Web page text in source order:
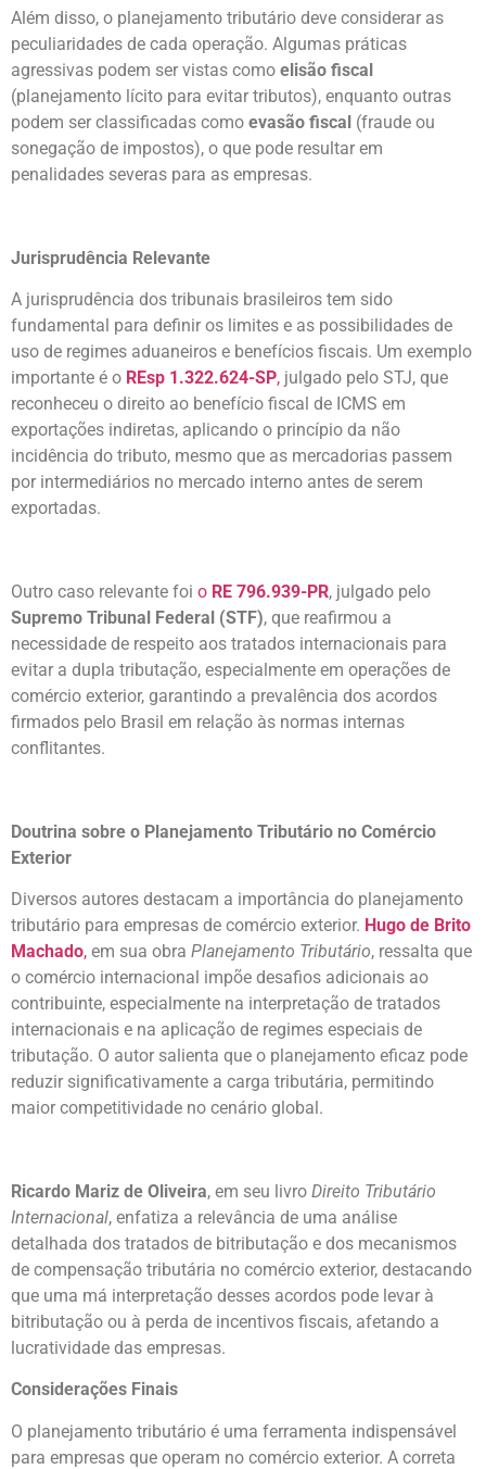
Além disso, o planejamento tributário deve considerar as
peculiaridades de cada operação. Algumas práticas
agressivas podem ser vistas como elisão fiscal
(planejamento lícito para evitar tributos), enquanto outras
podem ser classificadas como evasão fiscal (fraude ou
sonegação de impostos), o que pode resultar em
penalidades severas para as empresas.
Jurisprudência Relevante
A jurisprudência dos tribunais brasileiros tem sido
fundamental para definir os limites e as possibilidades de
uso de regimes aduaneiros e benefícios fiscais. Um exemplo
importante é o REsp 1.322.624-SP, julgado pelo STJ, que
reconheceu o direito ao benefício fiscal de ICMS em
exportações indiretas, aplicando o princípio da não
incidência do tributo, mesmo que as mercadorias passem
por intermediários no mercado interno antes de serem
exportadas.
Outro caso relevante foi o RE 796.939-PR, julgado pelo
Supremo Tribunal Federal (STF), que reafirmou a
necessidade de respeito aos tratados internacionais para
evitar a dupla tributação, especialmente em operações de
comércio exterior, garantindo a prevalência dos acordos
firmados pelo Brasil em relação às normas internas
conflitantes.
Doutrina sobre o Planejamento Tributário no Comércio
Exterior
Diversos autores destacam a importância do planejamento
tributário para empresas de comércio exterior. Hugo de Brito
Machado, em sua obra Planejamento Tributário, ressalta que
o comércio internacional impõe desafios adicionais ao
contribuinte, especialmente na interpretação de tratados
internacionais e na aplicação de regimes especiais de
tributação. O autor salienta que o planejamento eficaz pode
reduzir significativamente a carga tributária, permitindo
maior competitividade no cenário global.
Ricardo Mariz de Oliveira, em seu livro Direito Tributário
Internacional, enfatiza a relevância de uma análise
detalhada dos tratados de bitributação e dos mecanismos
de compensação tributária no comércio exterior, destacando
que uma má interpretação desses acordos pode levar à
bitributação ou à perda de incentivos fiscais, afetando a
lucratividade das empresas.
Considerações Finais
O planejamento tributário é uma ferramenta indispensável
para empresas que operam no comércio exterior. A correta